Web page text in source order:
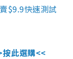
$9.9快速測試
按此選購<<